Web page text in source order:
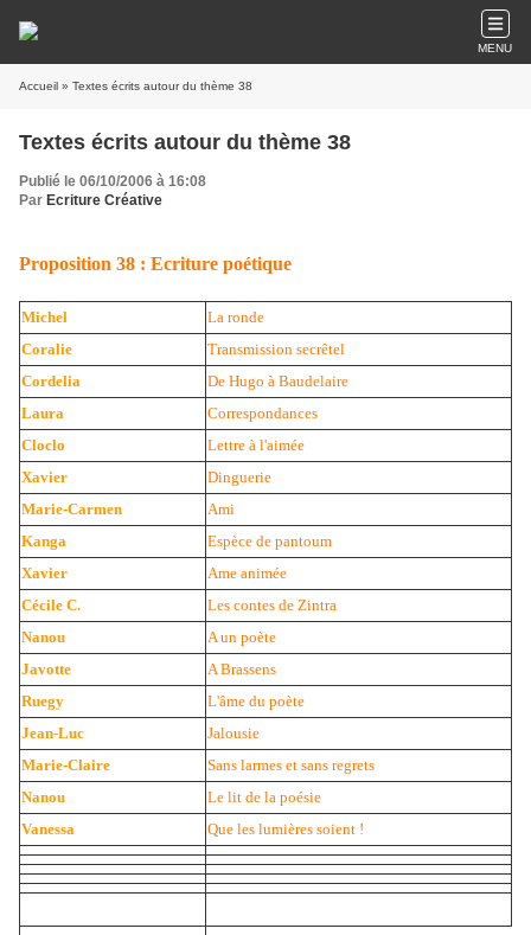
MENU
Accueil » Textes écrits autour du thème 38
Textes écrits autour du thème 38
Publié le 06/10/2006 à 16:08
Par Ecriture Créative
Proposition 38 : Ecriture poétique
Michel
La ronde
Coralie
Transmission secrêtel
Cordelia
De Hugo à Baudelaire
Laura
Correspondances
Cloclo
Lettre à l'aimée
Xavier
Dinguerie
Marie-Carmen
Ami
Kanga
Espèce de pantoum
Xavier
Ame animée
Cécile C.
Les contes de Zintra
Nanou
A un poète
Javotte
A Brassens
Ruegy
L'âme du poète
Jean-Luc
Jalousie
Marie-Claire
Sans larmes et sans regrets
Nanou
Le lit de la poésie
Vanessa
Que les lumières soient !